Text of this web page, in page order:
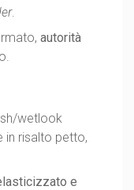
.
autorità
wetlook
in risalto petto,
e